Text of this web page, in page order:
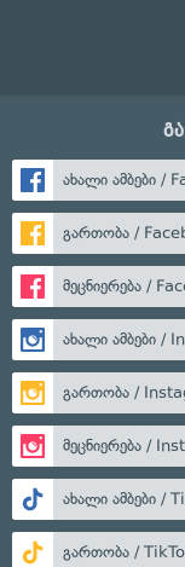
ახალი ამბები /
გართობა /
მეცნიერება /
ახალი ამბები /
გართობა /
მეცნიერება /
ახალი ამბები /
გართობა /